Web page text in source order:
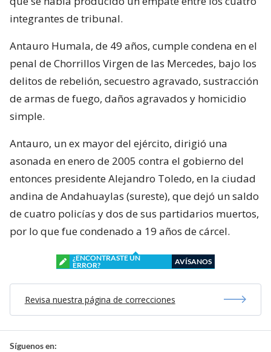
integrantes de tribunal.
Antauro Humala, de 49 años, cumple condena en el
penal de Chorrillos Virgen de las Mercedes, bajo los
delitos de rebelión, secuestro agravado, sustracción
de armas de fuego, daños agravados y homicidio
simple.
Antauro, un ex mayor del ejército, dirigió una
asonada en enero de 2005 contra el gobierno del
entonces presidente Alejandro Toledo, en la ciudad
andina de Andahuaylas (sureste), que dejó un saldo
de cuatro policías y dos de sus partidarios muertos,
por lo que fue condenado a 19 años de cárcel.
¿ENCONTRASTE UN
ERROR?
AVÍSANOS
Revisa nuestra página de correcciones
Síguenos en: